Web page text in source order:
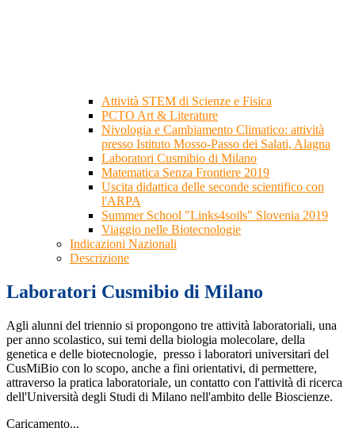
Attività STEM di Scienze e Fisica
PCTO Art & Literature
Nivologia e Cambiamento Climatico: attività
presso Istituto Mosso-Passo dei Salati, Alagna
Laboratori Cusmibio di Milano
Matematica Senza Frontiere 2019
Uscita didattica delle seconde scientifico con
l'ARPA
Summer School "Links4soils" Slovenia 2019
Viaggio nelle Biotecnologie
Indicazioni Nazionali
Descrizione
Laboratori Cusmibio di Milano
Agli alunni del triennio si propongono tre attività laboratoriali, una
per anno scolastico, sui temi della biologia molecolare, della
genetica e delle biotecnologie, presso i laboratori universitari del
CusMiBio con lo scopo, anche a fini orientativi, di permettere,
attraverso la pratica laboratoriale, un contatto con l'attività di ricerca
dell'Università degli Studi di Milano nell'ambito delle Bioscienze.
Caricamento...